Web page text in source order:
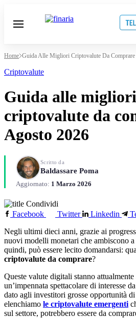
Home Guida Alle Migliori Criptovalute Da
Criptovalute
Guida alle migliori
criptovalute da
Agosto 2026
Scritto da
Baldassare Poma
Aggiornato: 1 Marzo 2026
Condividi
Facebook
Twitter Linkedin
Negli ultimi dieci anni, grazie ai
nuovi modelli monetari che ambiscono
quindi, può essere lecito domandarsi:
criptovalute da comprare?
Queste valute digitali stanno
un’impennata spettacolare di interesse
dato agli investitori grosse opportunità
elenchiamo le criptovalute emergenti
sul settore, potrebbero essere da